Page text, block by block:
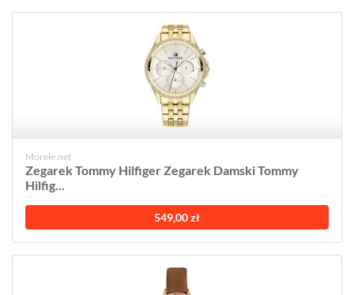
Morele.net
Zegarek Tommy Hilfiger Zegarek Damski Tommy
Hilfig...
549,00 zł